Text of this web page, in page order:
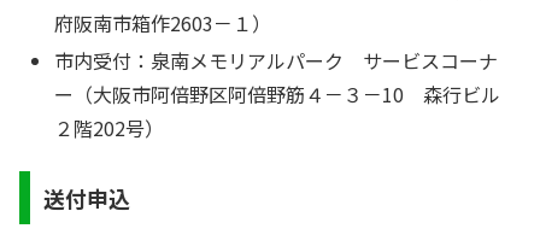
府阪南市箱作2603－１）
市内受付：泉南メモリアルパーク サービスコーナ
ー（大阪市阿倍野区阿倍野筋４－３－10 森行ビル
２階202号）
送付申込